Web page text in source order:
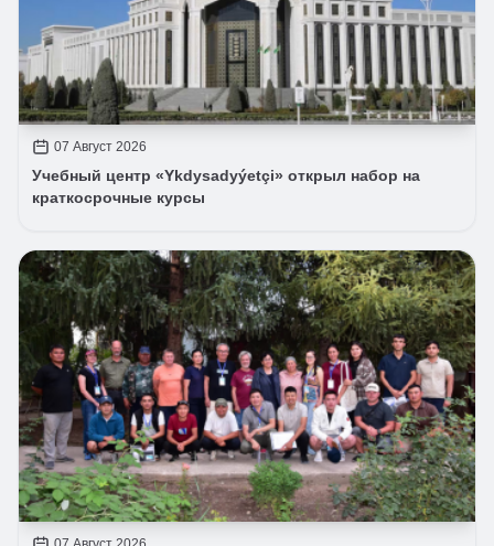
07 Август 2026
Учебный центр «Ykdysadyýetçi» открыл набор на
краткосрочные курсы